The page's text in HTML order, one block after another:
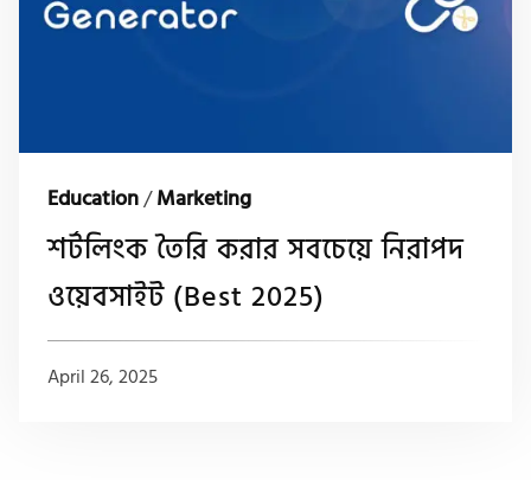
Education/Marketing
শর্টলিংক তৈরি করার সবচেয়ে নিরাপদ
ওয়েবসাইট (Best 2025)
April 26, 2025